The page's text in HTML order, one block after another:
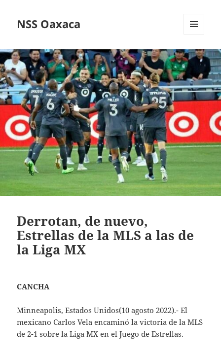
NSS Oaxaca
WIDGETS
Derrotan, de nuevo,
Estrellas de la MLS a las de
la Liga MX
CANCHA
Minneapolis, Estados Unidos(10 agosto 2022).- El
mexicano Carlos Vela encaminó la victoria de la MLS
de 2-1 sobre la Liga MX en el Juego de Estrellas.